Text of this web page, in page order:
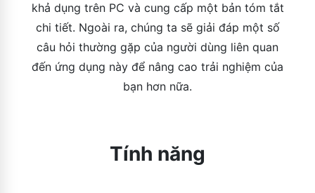
khả dụng trên PC và cung cấp một bản tóm tắt
chi tiết. Ngoài ra, chúng ta sẽ giải đáp một số
câu hỏi thường gặp của người dùng liên quan
đến ứng dụng này để nâng cao trải nghiệm của
bạn hơn nữa.
Tính năng